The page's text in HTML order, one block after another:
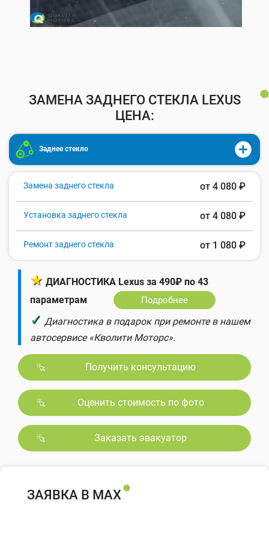
ЗАМЕНА ЗАДНЕГО СТЕКЛА LEXUS
ЦЕНА:
Заднее стекло
Замена заднего стекла от 4 080 ₽
Установка заднего стекла от 4 080 ₽
Ремонт заднего стекла от 1 080 ₽
★ ДИАГНОСТИКА Lexus за 490₽ по 43
параметрам
Подробнее
✓ Диагностика в подарок при ремонте в нашем
автосервисе «Кволити Моторс».
Получить консультацию
Оценить стоимость по фото
Заказать эвакуатор
ЗАЯВКА В MAX